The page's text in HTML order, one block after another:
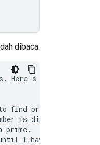
dibaca:
Here's how I'll
find prime
is divisible
prime.
I have 50 of